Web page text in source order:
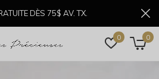
0 0
DÈS 75$ AV. TX.